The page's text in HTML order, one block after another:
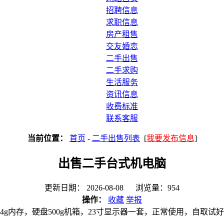
招聘信息
求职信息
房产租售
交友婚恋
二手出售
二手求购
生活服务
资讯信息
收费标准
联系客服
当前位置： 首页 - 二手出售列表 [我要发布信息]
出售二手台式机电脑
更新日期： 2026-08-08 浏览量：954
操作：
收藏 举报
内存，硬盘500g机箱，23寸显示器一套，正常使用，自取试